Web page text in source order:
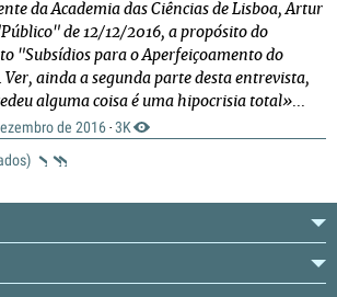
da Academia das Ciências de Lisboa, Artur
de 12/12/2016, a propósito do
"Subsídios para o Aperfeiçoamento do
ainda a segunda parte desta entrevista,
alguma coisa é uma hipocrisia total»...
de 2016 · 3K